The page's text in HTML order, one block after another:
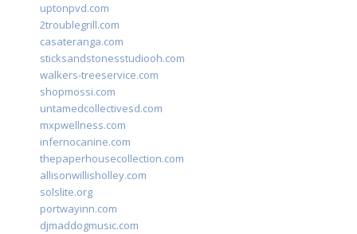
uptonpvd.com
2troublegrill.com
casateranga.com
sticksandstonesstudiooh.com
walkers-treeservice.com
shopmossi.com
untamedcollectivesd.com
mxpwellness.com
infernocanine.com
thepaperhousecollection.com
allisonwillisholley.com
solslite.org
portwayinn.com
djmaddogmusic.com